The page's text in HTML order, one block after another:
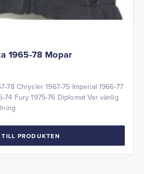
1965-78 Mopar
78 Chrysler 1967-75 Imperial 1966-77
74 Fury 1975-76 Diplomat Var vänlig
TILL PRODUKTEN